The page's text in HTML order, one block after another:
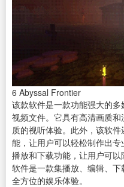
6 Abyssal Frontier
该款软件是一款功能强大的
视频文件。它具有高清画质
质的视听体验。此外，该软
能，让用户可以轻松制作出
播放和下载功能，让用户可
软件是一款集播放、编辑、
全方位的娱乐体验。